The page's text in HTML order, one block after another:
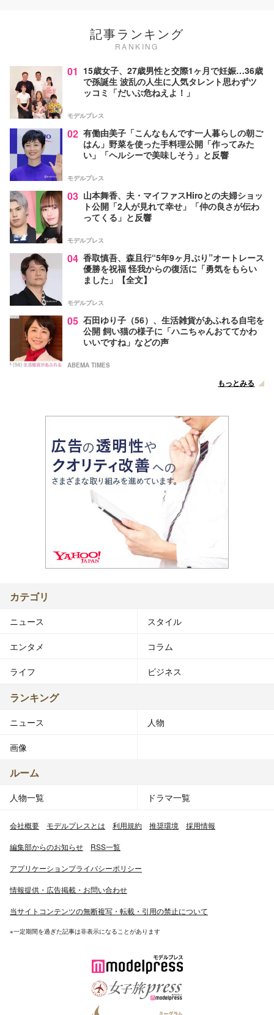
記事ランキング
RANKING
01 15歳女子、27歳男性と交際1ヶ月で妊娠…36歳
で孫誕生 波乱の人生に人気タレント思わずツ
ッコミ「だいぶ危ねえよ！」
モデルプレス
02 有働由美子「こんなもんです一人暮らしの朝ご
はん」野菜を使った手料理公開「作ってみた
い」「ヘルシーで美味しそう」と反響
モデルプレス
03 山本舞香、夫・マイファスHiroとの夫婦ショッ
ト公開「2人が見れて幸せ」「仲の良さが伝わ
ってくる」と反響
モデルプレス
04 香取慎吾、森且行“5年9ヶ月ぶり”オートレース
優勝を祝福 怪我からの復活に「勇気をもらい
ました」【全文】
モデルプレス
05 石田ゆり子（56）、生活雑貨があふれる自宅を
公開 飼い猫の様子に「ハニちゃんおててかわ
いいですね」などの声
ABEMA TIMES
もっとみる
カテゴリ
ニュース スタイル
エンタメ コラム
ライフ ビジネス
ランキング
ニュース 人物
画像
ルーム
人物一覧 ドラマ一覧
会社概要 モデルプレスとは 利用規約 推奨環境 採用情報
編集部からのお知らせ RSS一覧
アプリケーションプライバシーポリシー
情報提供・広告掲載・お問い合わせ
当サイトコンテンツの無断複写・転載・引用の禁止について
※一定期間を過ぎた記事は非表示になることがあります